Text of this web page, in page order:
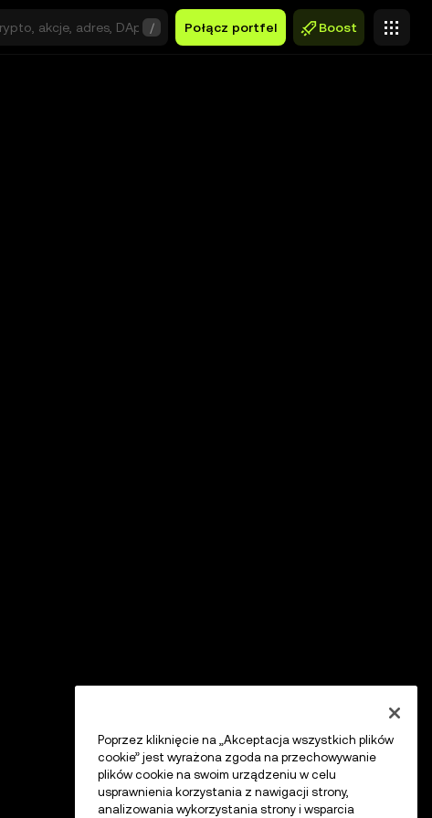
/ Połącz portfel Boost
Poprzez kliknięcie na „Akceptacja wszystkich plików
cookie” jest wyrażona zgoda na przechowywanie
plików cookie na swoim urządzeniu w celu
usprawnienia korzystania z nawigacji strony,
analizowania wykorzystania strony i wsparcia